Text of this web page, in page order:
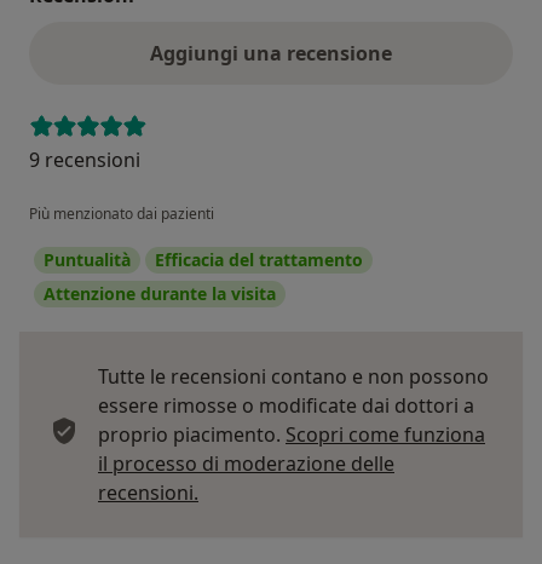
Aggiungi una recensione
9 recensioni
Più menzionato dai pazienti
Puntualità
Efficacia del trattamento
Attenzione durante la visita
Tutte le recensioni contano e non possono
essere rimosse o modificate dai dottori a
proprio piacimento. Scopri come funziona
il processo di moderazione delle
recensioni.